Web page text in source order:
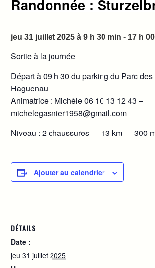
Randonnée :
jeu 31 juillet 2025 à 9 h 30 min - 17 h
Sortie à la journée
Départ à 09 h 30 du parking du Parc des
Haguenau
Animatrice : Michèle 06 10 13 12 43 –
michelegasnier1958@gmail.com
Niveau : 2 chaussures — 13 km — 300
Ajouter au calendrier
DÉTAILS
Date :
jeu 31 juillet 2025